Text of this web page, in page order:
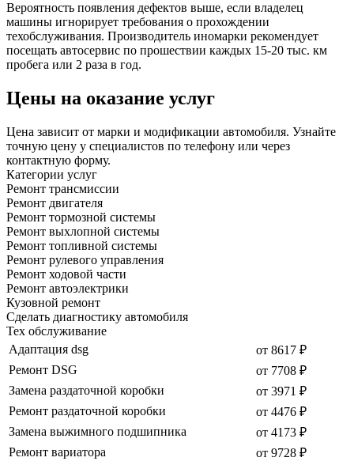
Вероятность появления дефектов выше, если владелец
машины игнорирует требования о прохождении
техобслуживания. Производитель иномарки рекомендует
посещать автосервис по прошествии каждых 15-20 тыс. км
пробега или 2 раза в год.
Цены на оказание услуг
Цена зависит от марки и модификации автомобиля. Узнайте
точную цену у специалистов по телефону или через
контактную форму.
Категории услуг
Ремонт трансмиссии
Ремонт двигателя
Ремонт тормозной системы
Ремонт выхлопной системы
Ремонт топливной системы
Ремонт рулевого управления
Ремонт ходовой части
Ремонт автоэлектрики
Кузовной ремонт
Сделать диагностику автомобиля
Тех обслуживание
Адаптация dsg
от 8617 ₽
Ремонт DSG
от 7708 ₽
Замена раздаточной коробки
от 3971 ₽
Ремонт раздаточной коробки
от 4476 ₽
Замена выжимного подшипника
от 4173 ₽
Ремонт вариатора
от 9728 ₽